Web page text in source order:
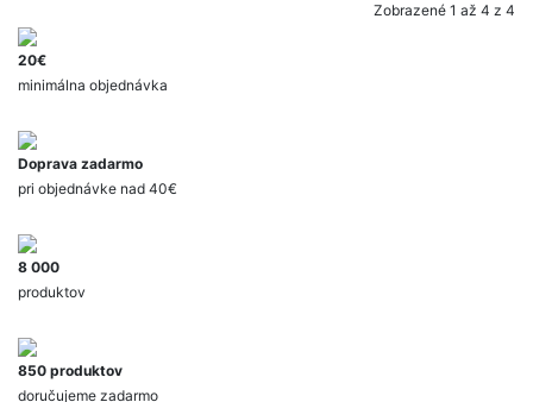
Zobrazené 1 až 4 z 4
20€
minimálna objednávka
Doprava zadarmo
pri objednávke nad 40€
8 000
produktov
850 produktov
doručujeme zadarmo